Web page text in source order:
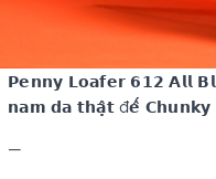
𝗣𝗲𝗻𝗻𝘆 𝗟𝗼𝗮𝗳𝗲𝗿 𝟲𝟭𝟮 𝗔𝗹𝗹
𝗻𝗮𝗺 𝗱𝗮 𝘁𝗵𝗮̣̂𝘁 đ𝗲̂́ 𝗖𝗵𝘂𝗻𝗸𝘆
—